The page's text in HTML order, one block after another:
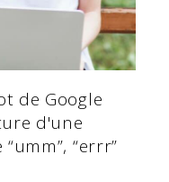
de Google
d'une
“errr”